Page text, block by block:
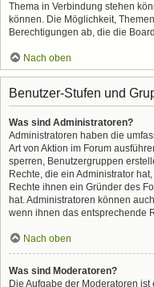
Thema in Verbindung stehen
können. Die Möglichkeit,
Berechtigungen ab, die die
Nach oben
Benutzer-Stufen und
Was sind Administratoren?
Administratoren haben die
Art von Aktion im Forum
sperren, Benutzergruppen
Rechte, die ein Administrator
Rechte ihnen ein Gründer des
hat. Administratoren können
wenn ihnen das entsprechende
Nach oben
Was sind Moderatoren?
Die Aufgabe der Moderatoren